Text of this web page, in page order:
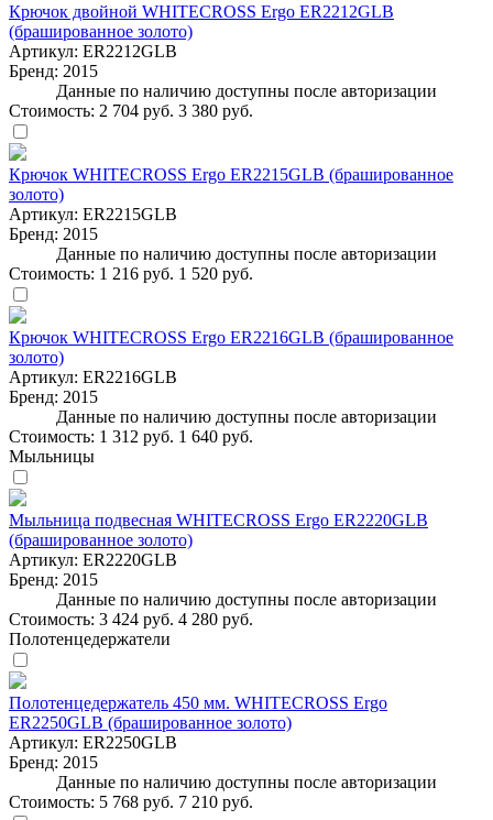
Крючок двойной WHITECROSS Ergo ER2212GLB
(брашированное золото)
Артикул: ER2212GLB
Бренд: 2015
Данные по наличию доступны после авторизации
Стоимость: 2 704 руб. 3 380 руб.
Крючок WHITECROSS Ergo ER2215GLB (брашированное
золото)
Артикул: ER2215GLB
Бренд: 2015
Данные по наличию доступны после авторизации
Стоимость: 1 216 руб. 1 520 руб.
Крючок WHITECROSS Ergo ER2216GLB (брашированное
золото)
Артикул: ER2216GLB
Бренд: 2015
Данные по наличию доступны после авторизации
Стоимость: 1 312 руб. 1 640 руб.
Мыльницы
Мыльница подвесная WHITECROSS Ergo ER2220GLB
(брашированное золото)
Артикул: ER2220GLB
Бренд: 2015
Данные по наличию доступны после авторизации
Стоимость: 3 424 руб. 4 280 руб.
Полотенцедержатели
Полотенцедержатель 450 мм. WHITECROSS Ergo
ER2250GLB (брашированное золото)
Артикул: ER2250GLB
Бренд: 2015
Данные по наличию доступны после авторизации
Стоимость: 5 768 руб. 7 210 руб.